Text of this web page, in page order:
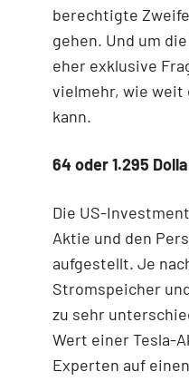
berechtigte
gehen. Und um
eher exklusive
vielmehr, wie weit
kann.
64 oder 1.295
Die US-
Aktie und den
aufgestellt. Je
Stromspeicher
zu sehr
Wert einer Tesla-
Experten auf